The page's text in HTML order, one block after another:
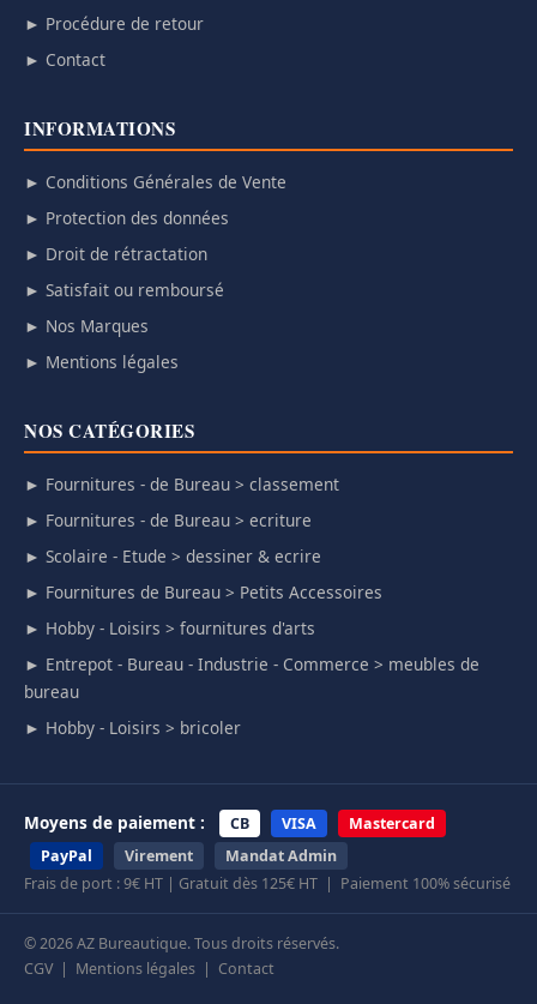
► Procédure de retour
► Contact
INFORMATIONS
► Conditions Générales de Vente
► Protection des données
► Droit de rétractation
► Satisfait ou remboursé
► Nos Marques
► Mentions légales
NOS CATÉGORIES
► Fournitures - de Bureau > classement
► Fournitures - de Bureau > ecriture
► Scolaire - Etude > dessiner & ecrire
► Fournitures de Bureau > Petits Accessoires
► Hobby - Loisirs > fournitures d'arts
► Entrepot - Bureau - Industrie - Commerce > meubles de
bureau
► Hobby - Loisirs > bricoler
Moyens de paiement : CB VISA
Mastercard
PayPal
Virement
Mandat Admin
Frais de port : 9€ HT | Gratuit dès 125€ HT | Paiement 100% sécurisé
© 2026 AZ Bureautique. Tous droits réservés.
CGV| Mentions légales | Contact